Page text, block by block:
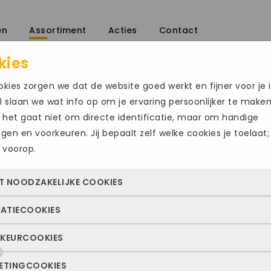
Assortiment Acties Contact
/
€245.00
Maat
47.5
zorgen we dat de website goed werkt en fijner voor je
slaan we wat info op om je ervaring persoonlijker te
het gaat niet om directe identificatie, maar om handige
en voorkeuren. Jij bepaalt zelf welke cookies je toelaat;
NOODZAKELIJKE COOKIES
cookies zorgen ervoor dat de website überhaupt werkt. Ze
actief en kunnen niet worden uitgezet. Meestal worden
geplaatst als jij iets doet, zoals inloggen, een formulier
opslaan. Je kunt je browser zo instellen
cookies zien we hoe vaak onze site bezocht wordt, waar
vandaan komen en welke pagina’s populair zijn. Zo